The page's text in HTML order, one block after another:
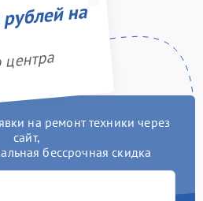
на
на ремонт техники через
сайт,
бессрочная скидка